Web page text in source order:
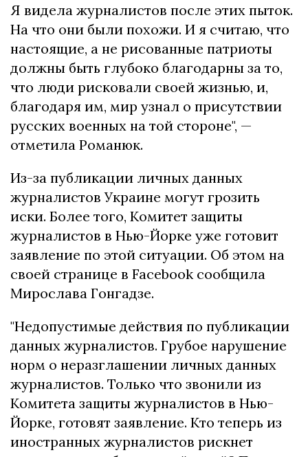
Я видела журналистов после этих пыток.
На что они были похожи. И я считаю, что
настоящие, а не рисованные патриоты
должны быть глубоко благодарны за то,
что люди рисковали своей жизнью, и,
благодаря им, мир узнал о присутствии
русских военных на той стороне", —
отметила Романюк.
Из-за публикации личных данных
журналистов Украине могут грозить
иски. Более того, Комитет защиты
журналистов в Нью-Йорке уже готовит
заявление по этой ситуации. Об этом на
своей странице в Facebook сообщила
Мирослава Гонгадзе.
"Недопустимые действия по публикации
данных журналистов. Грубое нарушение
норм о неразглашении личных данных
журналистов. Только что звонили из
Комитета защиты журналистов в Нью-
Йорке, готовят заявление. Кто теперь из
иностранных журналистов рискнет